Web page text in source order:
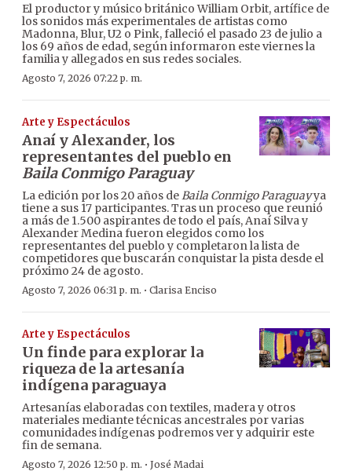
El productor y músico británico William Orbit, artífice de
los sonidos más experimentales de artistas como
Madonna, Blur, U2 o Pink, falleció el pasado 23 de julio a
los 69 años de edad, según informaron este viernes la
familia y allegados en sus redes sociales.
Agosto 7, 2026 07:22 p. m.
Arte y Espectáculos
Anaí y Alexander, los
representantes del pueblo en
Baila Conmigo Paraguay
La edición por los 20 años deBaila Conmigo Paraguayya
tiene a sus 17 participantes. Tras un proceso que reunió
a más de 1.500 aspirantes de todo el país, Anaí Silva y
Alexander Medina fueron elegidos como los
representantes del pueblo y completaron la lista de
competidores que buscarán conquistar la pista desde el
próximo 24 de agosto.
Agosto 7, 2026 06:31 p. m. · Clarisa Enciso
Arte y Espectáculos
Un finde para explorar la
riqueza de la artesanía
indígena paraguaya
Artesanías elaboradas con textiles, madera y otros
materiales mediante técnicas ancestrales por varias
comunidades indígenas podremos ver y adquirir este
fin de semana.
Agosto 7, 2026 12:50 p. m. · José Madai